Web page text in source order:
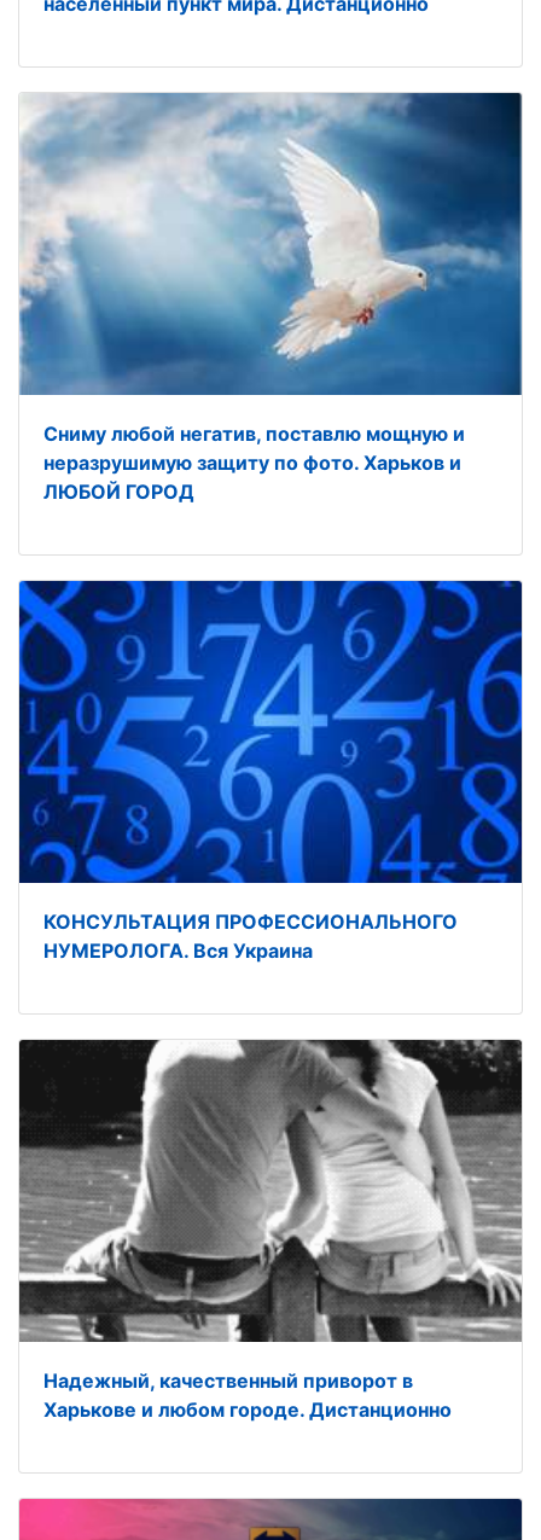
Сниму любой негатив, поставлю мощную и
неразрушимую защиту по фото. Харьков и
ЛЮБОЙ ГОРОД
КОНСУЛЬТАЦИЯ ПРОФЕССИОНАЛЬНОГО
НУМЕРОЛОГА. Вся Украина
Надежный, качественный приворот в
Харькове и любом городе. Дистанционно